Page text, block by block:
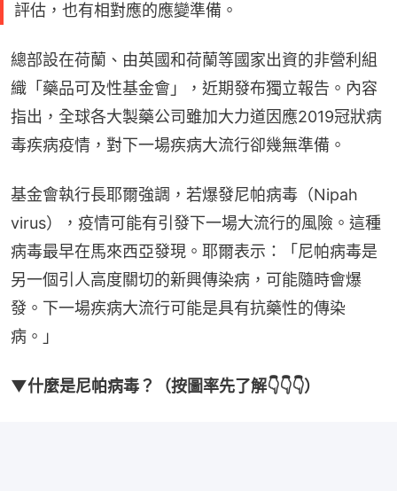
評估，也有相對應的應變準備。
總部設在荷蘭、由英國和荷蘭等國家出資的非營利組
織「藥品可及性基金會」，近期發布獨立報告。內容
指出，全球各大製藥公司雖加大力道因應2019冠狀病
毒疾病疫情，對下一場疾病大流行卻幾無準備。
基金會執行長耶爾強調，若爆發尼帕病毒（Nipah
virus），疫情可能有引發下一場大流行的風險。這種
病毒最早在馬來西亞發現。耶爾表示：「尼帕病毒是
另一個引人高度關切的新興傳染病，可能隨時會爆
發。下一場疾病大流行可能是具有抗藥性的傳染
病。」
▼什麼是尼帕病毒？（按圖率先了解👇👇👇）